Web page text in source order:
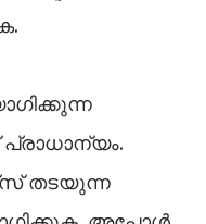
തടയുന്ന